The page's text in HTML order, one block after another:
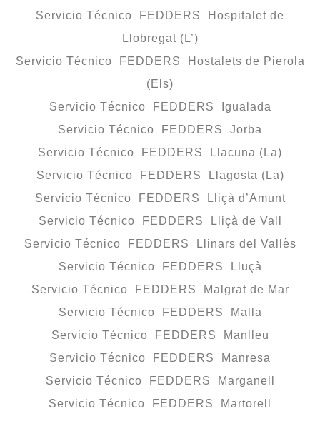
Servicio Técnico FEDDERS Hospitalet de
Llobregat (L’)
Servicio Técnico FEDDERS Hostalets de Pierola
(Els)
Servicio Técnico FEDDERS Igualada
Servicio Técnico FEDDERS Jorba
Servicio Técnico FEDDERS Llacuna (La)
Servicio Técnico FEDDERS Llagosta (La)
Servicio Técnico FEDDERS Lliçà d’Amunt
Servicio Técnico FEDDERS Lliçà de Vall
Servicio Técnico FEDDERS Llinars del Vallès
Servicio Técnico FEDDERS Lluçà
Servicio Técnico FEDDERS Malgrat de Mar
Servicio Técnico FEDDERS Malla
Servicio Técnico FEDDERS Manlleu
Servicio Técnico FEDDERS Manresa
Servicio Técnico FEDDERS Marganell
Servicio Técnico FEDDERS Martorell